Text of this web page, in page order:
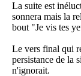
La suite est
sonnera mais la
bout "Je vis tes
Le vers final qui
persistance de la
n'ignorait.